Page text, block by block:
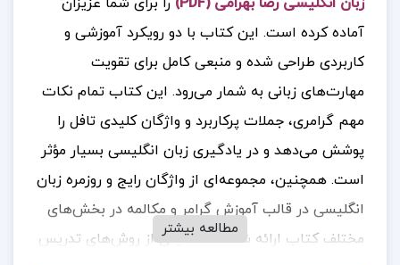
آماده کرده است. این کتاب با دو رویکرد آموزشی و
کاربردی طراحی شده و منبعی کامل برای تقویت
مهارت‌های زبانی به شمار می‌رود. این کتاب تمام نکات
مهم گرامری، جملات پرکاربرد و واژگان کلیدی تافل را
پوشش می‌دهد و در یادگیری زبان انگلیسی بسیار مؤثر
است. همچنین، مجموعه‌ای از واژگان رایج و روزمره زبان
انگلیسی در قالب آموزش گرامر و مکالمه در بخش‌های
مختلف کتاب ارائه شده است. یکی از روش‌های تدریس
مطالعه بیشتر